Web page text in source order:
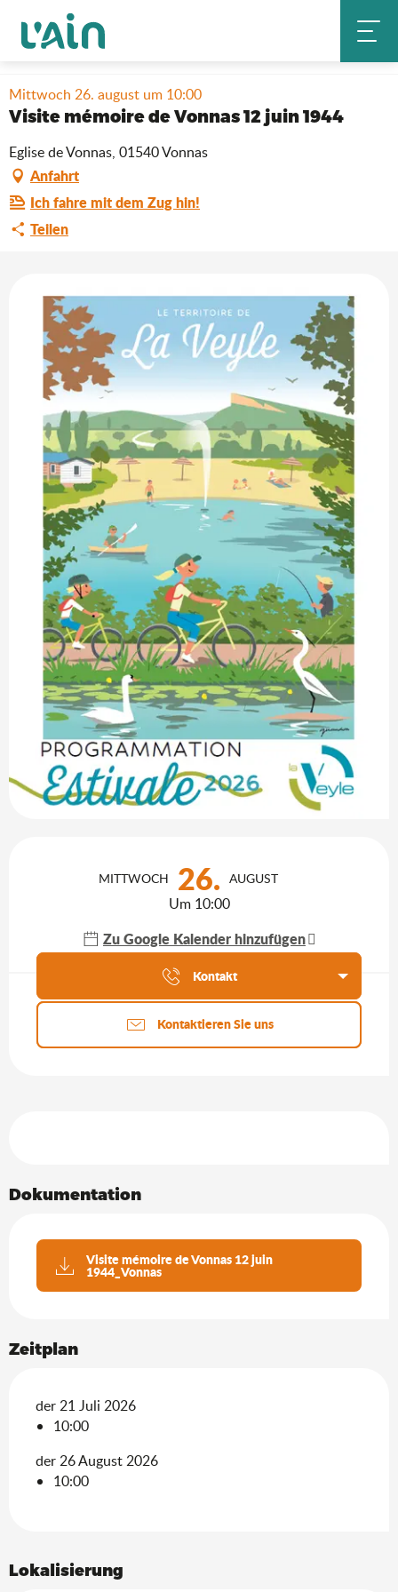
contenu
Startseite
Agenda & Neuheiten
Visite mémoire de Vonnas 12 juin 1944
Mittwoch 26. august um 10:00
Visite mémoire de Vonnas 12 juin 1944
Eglise de Vonnas, 01540 Vonnas
Anfahrt
Ich fahre mit dem Zug hin!
Teilen
MITTWOCH 26. AUGUST
Um 10:00
Zu Google Kalender hinzufügen
Aktuelle Agenda
Kontakt
Kontaktieren Sie uns
Dokumentation
Visite mémoire de Vonnas 12 juin
1944_Vonnas
Zeitplan
der 21 Juli 2026
10:00
der 26 August 2026
10:00
Lokalisierung